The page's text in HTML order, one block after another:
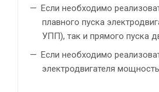
Если необходимо
плавного пуска
УПП), так и прямого пуска
Если необходимо
электродвигателя